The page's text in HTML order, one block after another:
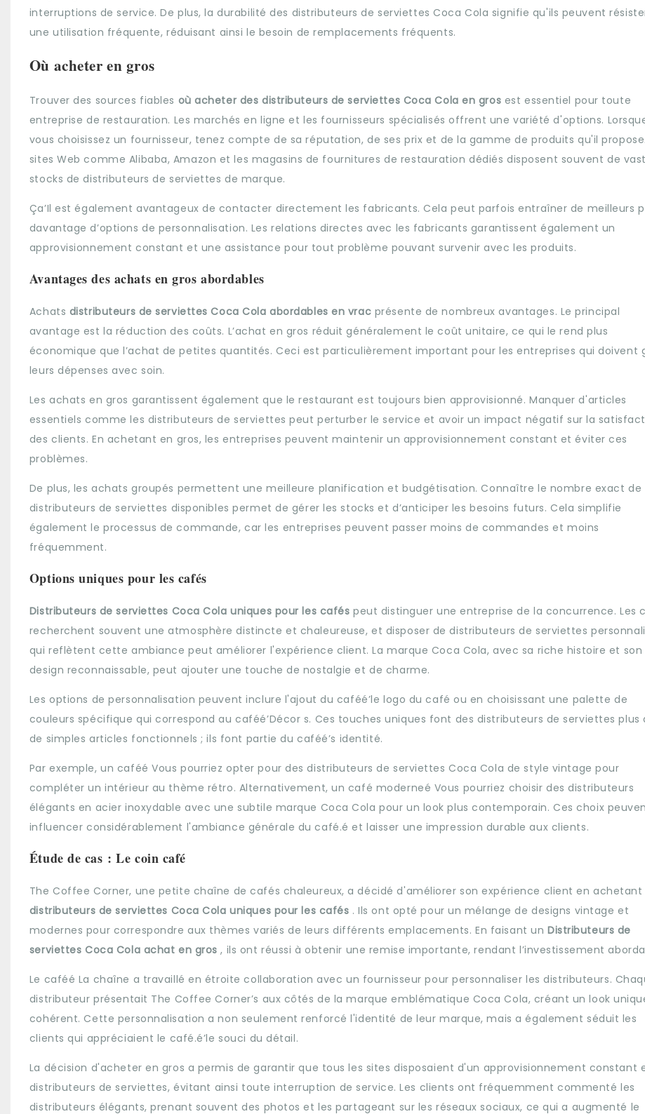
interruptions de service. De plus, la durabilité des distributeurs de serviettes Coca Cola signifie qu'ils peuvent
une utilisation fréquente, réduisant ainsi le besoin de remplacements fréquents.
Où acheter en gros
Trouver des sources fiables où acheter des distributeurs de serviettes Coca Cola en gros est essentiel pour toute
entreprise de restauration. Les marchés en ligne et les fournisseurs spécialisés offrent une variété d'options.
vous choisissez un fournisseur, tenez compte de sa réputation, de ses prix et de la gamme de produits qu'il
sites Web comme Alibaba, Amazon et les magasins de fournitures de restauration dédiés disposent souvent de
stocks de distributeurs de serviettes de marque.
Ça’Il est également avantageux de contacter directement les fabricants. Cela peut parfois entraîner de meilleurs
davantage d’options de personnalisation. Les relations directes avec les fabricants garantissent également un
approvisionnement constant et une assistance pour tout problème pouvant survenir avec les produits.
Avantages des achats en gros abordables
Achats distributeurs de serviettes Coca Cola abordables en vrac présente de nombreux avantages. Le principal
avantage est la réduction des coûts. L’achat en gros réduit généralement le coût unitaire, ce qui le rend plus
économique que l’achat de petites quantités. Ceci est particulièrement important pour les entreprises qui doivent
leurs dépenses avec soin.
Les achats en gros garantissent également que le restaurant est toujours bien approvisionné. Manquer d'articles
essentiels comme les distributeurs de serviettes peut perturber le service et avoir un impact négatif sur la
des clients. En achetant en gros, les entreprises peuvent maintenir un approvisionnement constant et éviter ces
problèmes.
De plus, les achats groupés permettent une meilleure planification et budgétisation. Connaître le nombre exact de
distributeurs de serviettes disponibles permet de gérer les stocks et d’anticiper les besoins futurs. Cela simplifie
également le processus de commande, car les entreprises peuvent passer moins de commandes et moins
fréquemment.
Options uniques pour les cafés
Distributeurs de serviettes Coca Cola uniques pour les caféspeut distinguer une entreprise de la concurrence. Les
recherchent souvent une atmosphère distincte et chaleureuse, et disposer de distributeurs de serviettes
qui reflètent cette ambiance peut améliorer l'expérience client. La marque Coca Cola, avec sa riche histoire et son
design reconnaissable, peut ajouter une touche de nostalgie et de charme.
Les options de personnalisation peuvent inclure l'ajout du caféé’le logo du café ou en choisissant une palette de
couleurs spécifique qui correspond au caféé’Décor s. Ces touches uniques font des distributeurs de serviettes plus
de simples articles fonctionnels ; ils font partie du caféé’s identité.
Par exemple, un caféé Vous pourriez opter pour des distributeurs de serviettes Coca Cola de style vintage pour
compléter un intérieur au thème rétro. Alternativement, un café moderneé Vous pourriez choisir des distributeurs
élégants en acier inoxydable avec une subtile marque Coca Cola pour un look plus contemporain. Ces choix
influencer considérablement l'ambiance générale du café.é et laisser une impression durable aux clients.
Étude de cas : Le coin café
The Coffee Corner, une petite chaîne de cafés chaleureux, a décidé d'améliorer son expérience client en achetant
distributeurs de serviettes Coca Cola uniques pour les cafés . Ils ont opté pour un mélange de designs vintage et
modernes pour correspondre aux thèmes variés de leurs différents emplacements. En faisant un Distributeurs de
serviettes Coca Cola achat en gros, ils ont réussi à obtenir une remise importante, rendant l’investissement
Le caféé La chaîne a travaillé en étroite collaboration avec un fournisseur pour personnaliser les distributeurs.
distributeur présentait The Coffee Corner’s aux côtés de la marque emblématique Coca Cola, créant un look
cohérent. Cette personnalisation a non seulement renforcé l'identité de leur marque, mais a également séduit les
clients qui appréciaient le café.é’le souci du détail.
La décision d'acheter en gros a permis de garantir que tous les sites disposaient d'un approvisionnement constant
distributeurs de serviettes, évitant ainsi toute interruption de service. Les clients ont fréquemment commenté les
distributeurs élégants, prenant souvent des photos et les partageant sur les réseaux sociaux, ce qui a augmenté le